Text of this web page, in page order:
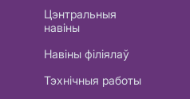
Цэнтральныя
навіны
Навіны філіялаў
Тэхнічныя работы